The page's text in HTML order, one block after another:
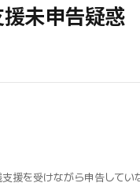
未申告疑惑
援を受けながら申告してい